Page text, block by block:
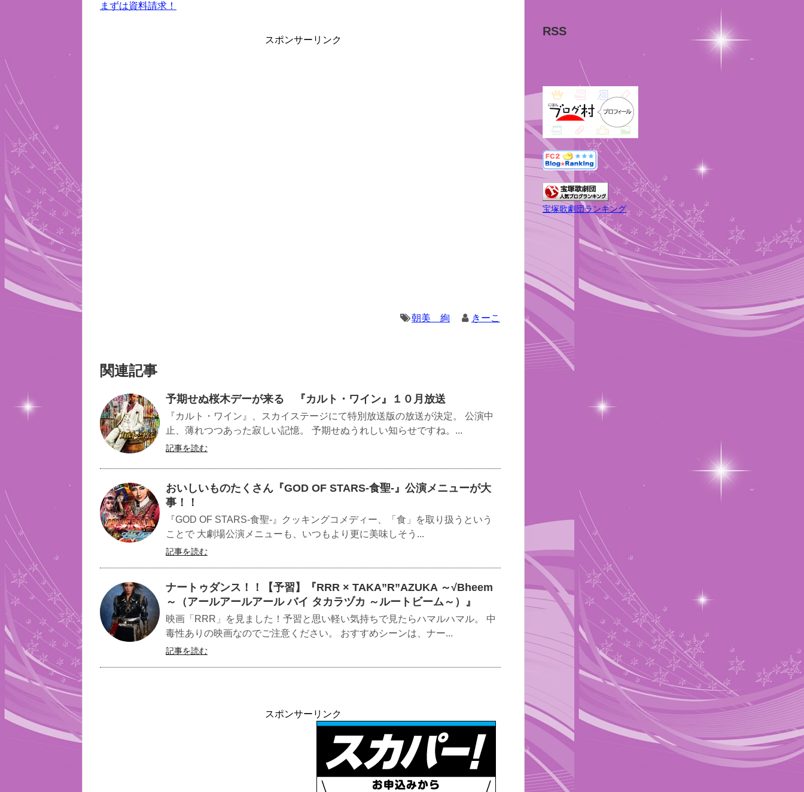
まずは資料請求！
スポンサーリンク
朝美 絢 きーこ
関連記事
予期せぬ桜木デーが来る 『カルト・ワイン』１０月放送
『カルト・ワイン』、スカイステージにて特別放送版の放送が決定。 公演中
止、薄れつつあった寂しい記憶。 予期せぬうれしい知らせですね。...
記事を読む
おいしいものたくさん『GOD OF STARS-食聖-』公演メニューが大
事！！
『GOD OF STARS-食聖-』クッキングコメディー、「食」を取り扱うという
ことで 大劇場公演メニューも、いつもより更に美味しそう...
記事を読む
ナートゥダンス！！【予習】『RRR × TAKA”R”AZUKA ～√Bheem
～（アールアールアール バイ タカラヅカ ～ルートビーム～）』
映画「RRR」を見ました！予習と思い軽い気持ちで見たらハマルハマル。 中
毒性ありの映画なのでご注意ください。 おすすめシーンは、ナー...
記事を読む
スポンサーリンク
RSS
宝塚歌劇団ランキング